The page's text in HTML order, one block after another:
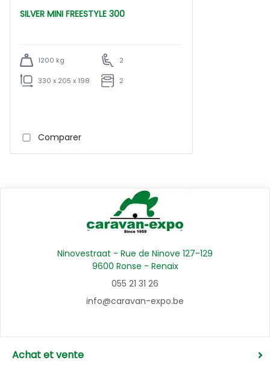
SILVER MINI FREESTYLE 300
1200 kg 2
330 x 205 x 198 2
Comparer
Ninovestraat - Rue de Ninove 127-129
9600 Ronse - Renaix
055 21 31 26
info@caravan-expo.be
Achat et vente